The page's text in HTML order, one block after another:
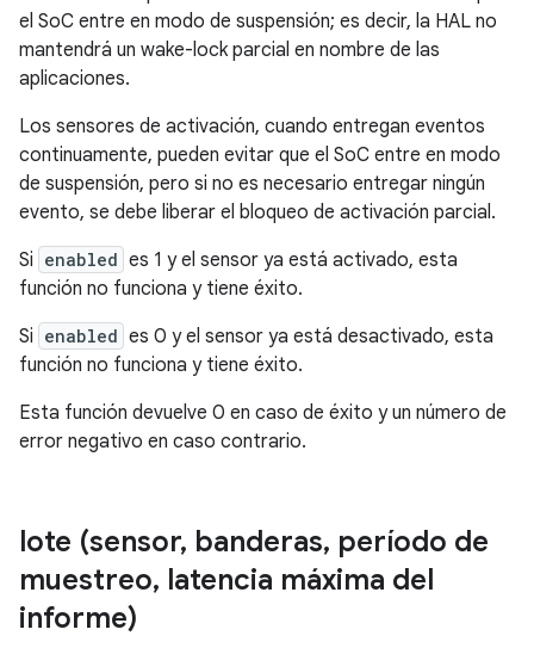
el SoC entre en modo de suspensión; es decir, la HAL no
mantendrá un wake-lock parcial en nombre de las
aplicaciones.
Los sensores de activación, cuando entregan eventos
continuamente, pueden evitar que el SoC entre en modo
de suspensión, pero si no es necesario entregar ningún
evento, se debe liberar el bloqueo de activación parcial.
Si enabled es 1 y el sensor ya está activado, esta
función no funciona y tiene éxito.
Si enabled es 0 y el sensor ya está desactivado, esta
función no funciona y tiene éxito.
Esta función devuelve 0 en caso de éxito y un número de
error negativo en caso contrario.
lote (sensor, banderas, período de
muestreo, latencia máxima del
informe)